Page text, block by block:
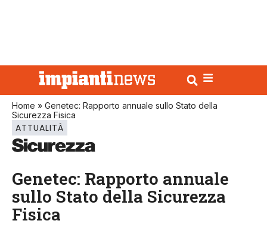
Home » Genetec: Rapporto annuale sullo Stato della
Sicurezza Fisica
ATTUALITÀ
Genetec: Rapporto annuale
sullo Stato della Sicurezza
Fisica